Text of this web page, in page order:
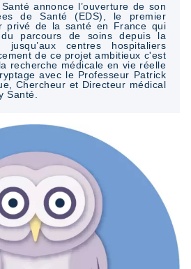
annonce l’ouverture de son
de Santé (EDS), le premier
privé de la santé en France qui
du parcours de soins depuis la
centres hospitaliers
de ce projet ambitieux c'est
recherche médicale en vie réelle
avec le Professeur Patrick
Chercheur et Directeur médical
Santé.